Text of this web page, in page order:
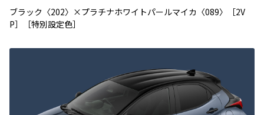
ブラック〈202〉×プラチナホワイトパールマイカ〈089〉［2V
P］［特別設定色］